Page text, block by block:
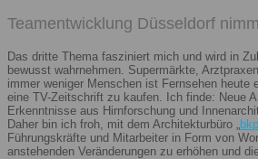
Teamentwicklung Düsseldorf
Das dritte Thema fasziniert mich und wird in
bewusst wahrnehmen. Supermärkte,
immer weniger Menschen ist Fernsehen
eine TV-Zeitschrift zu kaufen. Ich finde: Neue
Erkenntnisse aus Hirnforschung und
Daher bin ich froh, mit dem Architekturbüro „
Führungskräfte und Mitarbeiter in Form von
anstehenden Veränderungen zu erhöhen und